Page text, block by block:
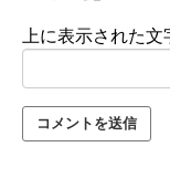
上に表示された